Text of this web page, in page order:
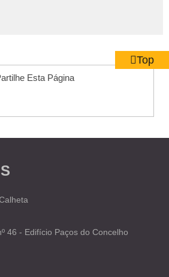
Esta Página
46 - Edifício Paços do Concelho
Top